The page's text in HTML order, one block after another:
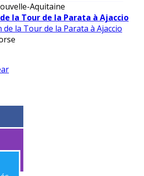
Aquitaine
la Tour de la Parata à Ajaccio